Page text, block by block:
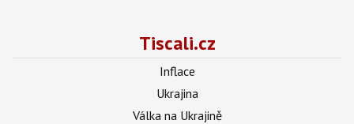
Tiscali.cz
Inflace
Ukrajina
Válka na Ukrajině